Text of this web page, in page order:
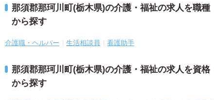
那須郡那珂川町(栃木県)の介護・福祉の求人を職種
から探す
介護職・ヘルパー 生活相談員 看護助手
那須郡那珂川町(栃木県)の介護・福祉の求人を資格
から探す